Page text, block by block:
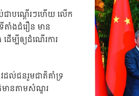
ប់ជាបណ្តើរៗហើយ លើក
ាំងជំរឿន មាន
ើម្បីឲ្យដំណើរការ
ដល់ជនរួមជាតិគាំទ្រ
ត៌មានតាមសំណួរ